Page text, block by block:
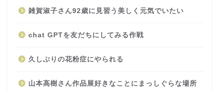
雑賀淑子さん92歳に見習う美しく元気でいたい
chat GPTを友だちにしてみる作戦
久しぶりの花粉症にやられる
山本高樹さん作品展好きなことにまっしぐらな場所